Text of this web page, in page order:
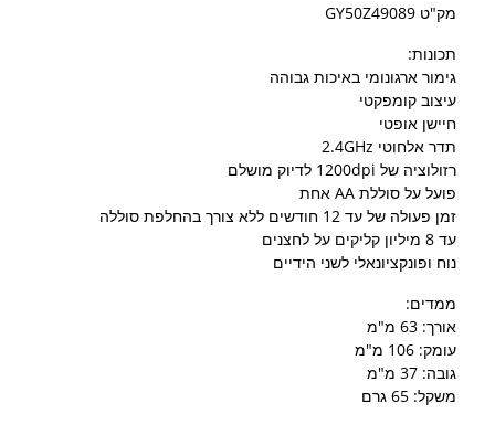
Wireless
מק"ט GY50Z49089
תכונות:
גימור ארגונומי באיכות גבוהה
עיצוב קומפקטי
חיישן אופטי
תדר אלחוטי 2.4GHz
רזולוציה של 1200dpi לדיוק מושלם
פועל על סוללת AA אחת
זמן פעולה של עד 12 חודשים ללא צורך בהחלפת סוללה
עד 8 מיליון קליקים על לחצנים
נוח ופונקציונאלי לשני הידיים
ממדים:
אורך: 63 מ"מ
עומק: 106 מ"מ
גובה: 37 מ"מ
משקל: 65 גרם